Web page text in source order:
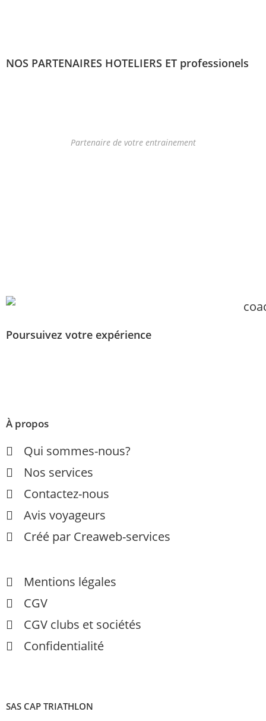
NOS PARTENAIRES HOTELIERS ET professionels
Partenaire de votre entrainement
Poursuivez votre expérience
À propos
Qui sommes-nous?
Nos services
Contactez-nous
Avis voyageurs
Créé par Creaweb-services
Mentions légales
CGV
CGV clubs et sociétés
Confidentialité
SAS CAP TRIATHLON